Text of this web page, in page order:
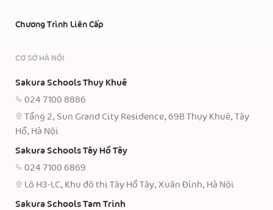
Chương Trình Liên Cấp
CƠ SỞ HÀ NỘI
Sakura Schools Thụy Khuê
024 7100 8886
Tầng 2, Sun Grand City Residence, 69B Thụy Khuê, Tây
Hồ, Hà Nội
Sakura Schools Tây Hồ Tây
024 7100 6869
Lô H3-LC, Khu đô thị Tây Hồ Tây, Xuân Đỉnh, Hà Nội
Sakura Schools Tam Trinh